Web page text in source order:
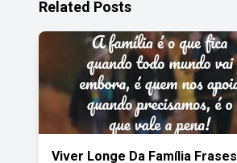
Related Posts
Viver Longe Da Família Frases